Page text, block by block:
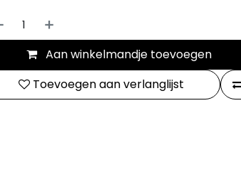
Aan winkelmandje toevoegen
Toevoegen aan verlanglijst